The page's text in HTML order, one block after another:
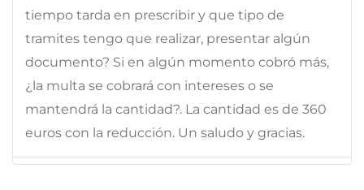
tiempo tarda en prescribir y que tipo de
tramites tengo que realizar, presentar algún
documento? Si en algún momento cobró más,
¿la multa se cobrará con intereses o se
mantendrá la cantidad?. La cantidad es de 360
euros con la reducción. Un saludo y gracias.